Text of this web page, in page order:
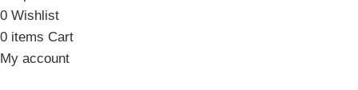
0 Wishlist
0 items Cart
My account